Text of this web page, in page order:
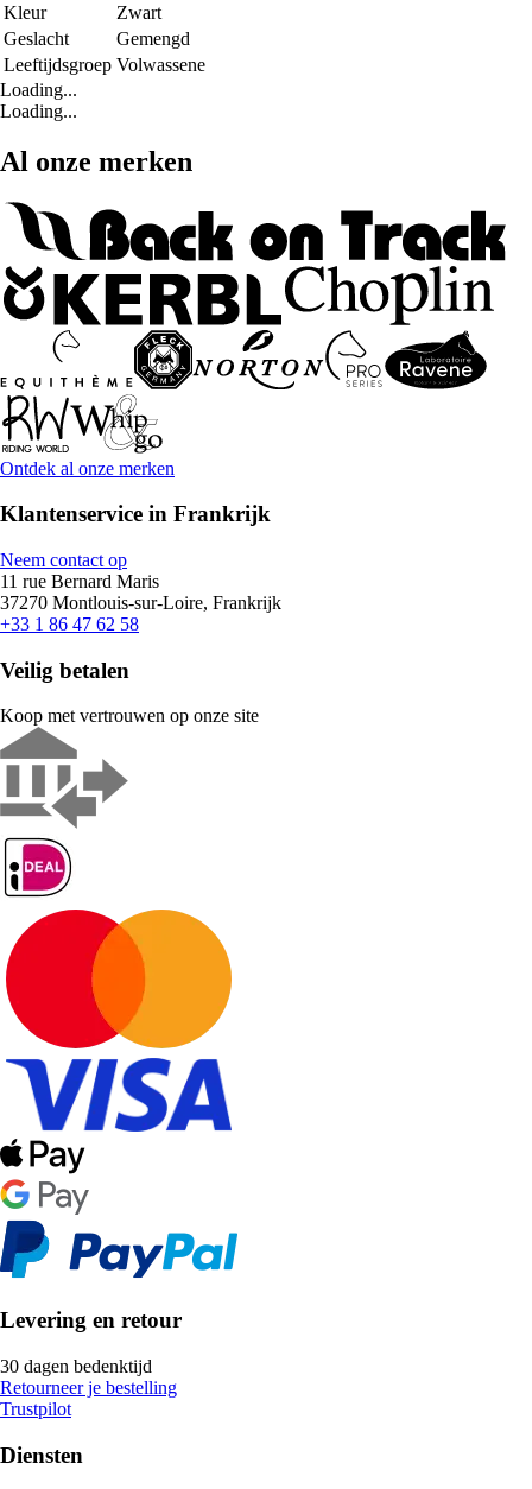
Kleur
Zwart
Geslacht
Gemengd
Leeftijdsgroep Volwassene
Loading...
Loading...
Al onze merken
Ontdek al onze merken
Klantenservice in Frankrijk
Neem contact op
11 rue Bernard Maris
37270 Montlouis-sur-Loire, Frankrijk
+33 1 86 47 62 58
Veilig betalen
Koop met vertrouwen op onze site
Levering en retour
30 dagen bedenktijd
Retourneer je bestelling
Trustpilot
Diensten